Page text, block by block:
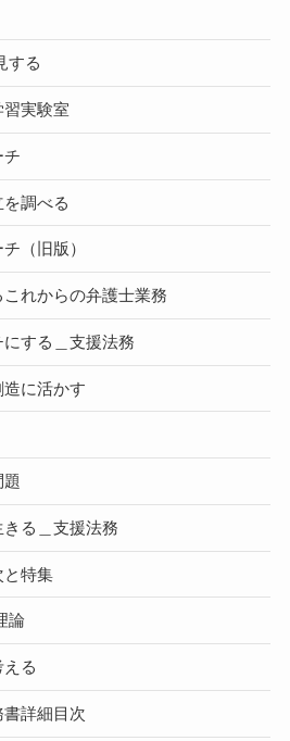
する
実験室
チ
調べる
（旧版）
れからの弁護士業務
する＿支援法務
に活かす
る＿支援法務
と特集
論
る
詳細目次